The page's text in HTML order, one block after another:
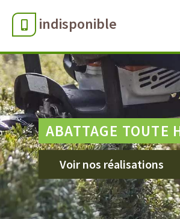
indisponible
ABATTAGE TOUTE
Voir nos réalisations